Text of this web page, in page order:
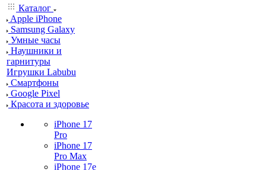
Каталог
Apple iPhone
Samsung Galaxy
Умные часы
Наушники и
гарнитуры
Игрушки Labubu
Смартфоны
Google Pixel
Красота и здоровье
iPhone 17
Pro
iPhone 17
Pro Max
iPhone 17e